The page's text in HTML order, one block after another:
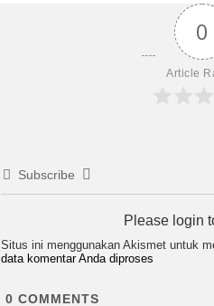
0
Article
Subscribe
Please login
Situs ini menggunakan Akismet untuk
data komentar Anda diproses
0 COMMENTS